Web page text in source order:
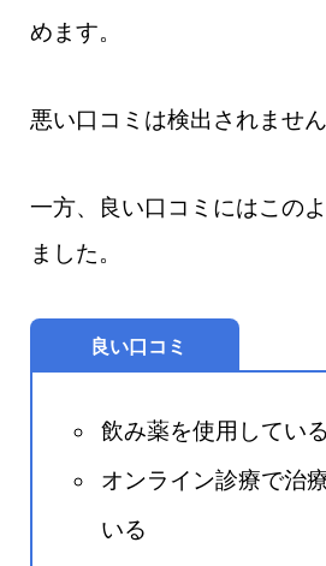
めます。
悪い口コミは検出されません
一方、良い口コミにはこの
ました。
良い口コミ
飲み薬を使用している
オンライン診療で治
いる